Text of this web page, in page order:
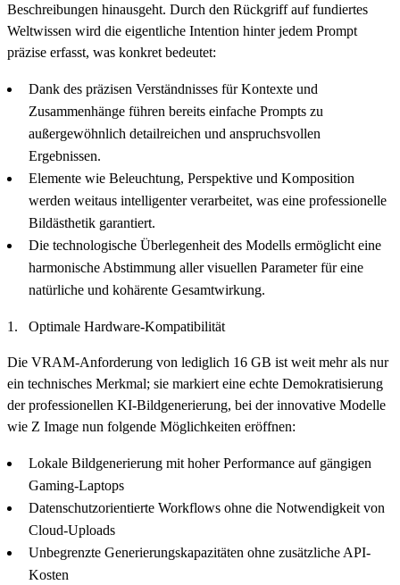
Beschreibungen hinausgeht. Durch den Rückgriff auf fundiertes
Weltwissen wird die eigentliche Intention hinter jedem Prompt
präzise erfasst, was konkret bedeutet:
Dank des präzisen Verständnisses für Kontexte und
Zusammenhänge führen bereits einfache Prompts zu
außergewöhnlich detailreichen und anspruchsvollen
Ergebnissen.
Elemente wie Beleuchtung, Perspektive und Komposition
werden weitaus intelligenter verarbeitet, was eine professionelle
Bildästhetik garantiert.
Die technologische Überlegenheit des Modells ermöglicht eine
harmonische Abstimmung aller visuellen Parameter für eine
natürliche und kohärente Gesamtwirkung.
Optimale Hardware-Kompatibilität
Die VRAM-Anforderung von lediglich 16 GB ist weit mehr als nur
ein technisches Merkmal; sie markiert eine echte Demokratisierung
der professionellen KI-Bildgenerierung, bei der innovative Modelle
wie Z Image nun folgende Möglichkeiten eröffnen:
Lokale Bildgenerierung mit hoher Performance auf gängigen
Gaming-Laptops
Datenschutzorientierte Workflows ohne die Notwendigkeit von
Cloud-Uploads
Unbegrenzte Generierungskapazitäten ohne zusätzliche API-
Kosten